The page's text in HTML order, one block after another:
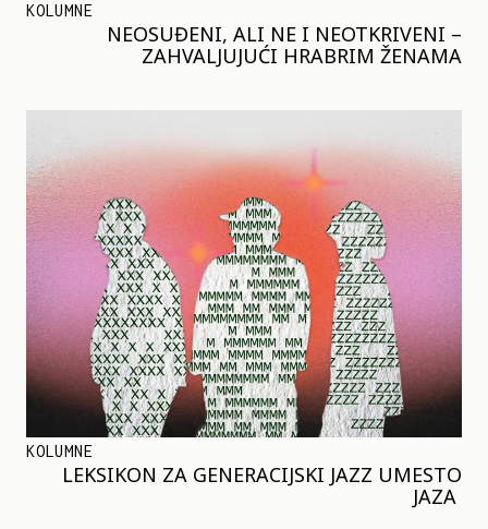
KOLUMNE
NEOSUĐENI, ALI NE I NEOTKRIVENI –
ZAHVALJUJUĆI HRABRIM ŽENAMA
KOLUMNE
LEKSIKON ZA GENERACIJSKI JAZZ UMESTO
JAZA